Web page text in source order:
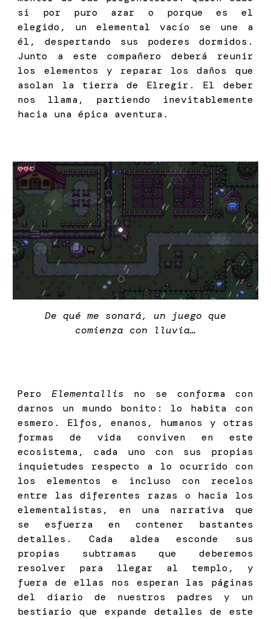
si por puro azar o porque es el
elegido, un elemental vacío se une a
él, despertando sus poderes dormidos.
Junto a este compañero deberá reunir
los elementos y reparar los daños que
asolan la tierra de Elregir. El deber
nos llama, partiendo inevitablemente
hacia una épica aventura.
De qué me sonará, un juego que
comienza con lluvia…
PeroElementallis
no se conforma con
darnos un mundo bonito: lo habita con
esmero. Elfos, enanos, humanos y otras
formas de vida conviven en este
ecosistema, cada uno con sus propias
inquietudes respecto a lo ocurrido con
los elementos e incluso con recelos
entre las diferentes razas o hacia los
elementalistas, en una narrativa que
se esfuerza en contener bastantes
detalles. Cada aldea esconde sus
propias subtramas que deberemos
resolver para llegar al templo, y
fuera de ellas nos esperan las páginas
del diario de nuestros padres y un
bestiario que expande detalles de este